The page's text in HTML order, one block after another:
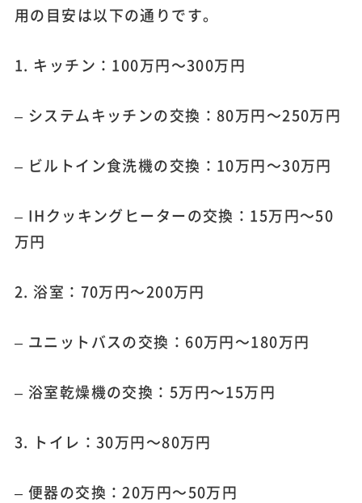
用の目安は以下の通りです。
1. キッチン：100万円～300万円
– システムキッチンの交換：80万円～250万円
– ビルトイン食洗機の交換：10万円～30万円
– IHクッキングヒーターの交換：15万円～50
万円
2. 浴室：70万円～200万円
– ユニットバスの交換：60万円～180万円
– 浴室乾燥機の交換：5万円～15万円
3. トイレ：30万円～80万円
– 便器の交換：20万円～50万円